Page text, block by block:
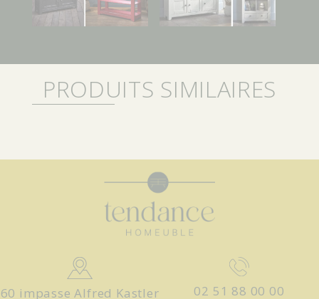
PRODUITS SIMILAIRES
60 impasse Alfred Kastler 02 51 88 00 00